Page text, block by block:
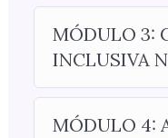
MÓDULO 3:
INCLUSIVA
MÓDULO 4: